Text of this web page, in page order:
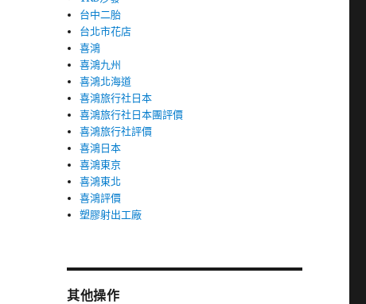
台中二胎
台北市花店
喜鴻
喜鴻九州
喜鴻北海道
喜鴻旅行社日本
喜鴻旅行社日本團評價
喜鴻旅行社評價
喜鴻日本
喜鴻東京
喜鴻東北
喜鴻評價
塑膠射出工廠
其他操作